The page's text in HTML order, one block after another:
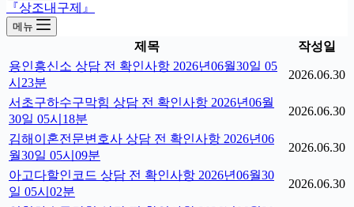
『상조내구제』
메뉴
제목
작성일
용인흥신소 상담 전 확인사항 2026년06월30일 05
시23분
2026.06.30
서초구하수구막힘 상담 전 확인사항 2026년06월
30일 05시18분
2026.06.30
김해이혼전문변호사 상담 전 확인사항 2026년06
월30일 05시09분
2026.06.30
아고다할인코드 상담 전 확인사항 2026년06월30
일 05시02분
2026.06.30